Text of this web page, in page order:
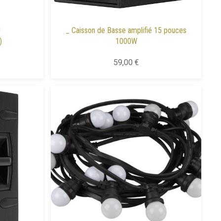
_ Caisson de Basse amplifié 15 pouces
1000W
59,00 €